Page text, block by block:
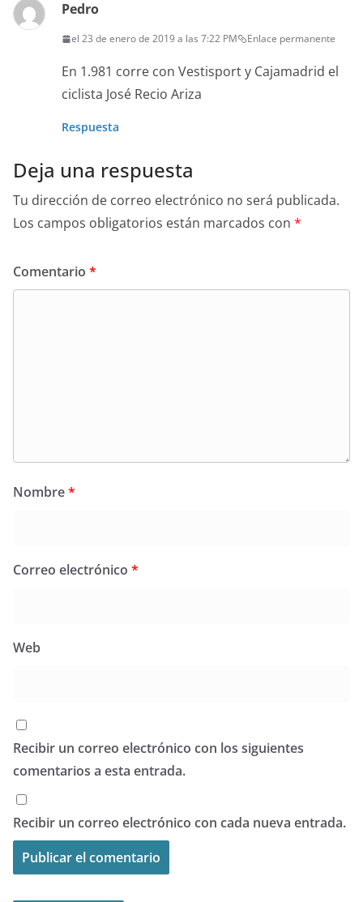
Pedro
el 23 de enero de 2019 a las 7:22 PM Enlace permanente
En 1.981 corre con Vestisport y Cajamadrid el
ciclista José Recio Ariza
Respuesta
Deja una respuesta
Tu dirección de correo electrónico no será publicada.
Los campos obligatorios están marcados con *
Comentario *
Nombre*
Correo electrónico *
Web
Recibir un correo electrónico con los siguientes
comentarios a esta entrada.
Recibir un correo electrónico con cada nueva entrada.